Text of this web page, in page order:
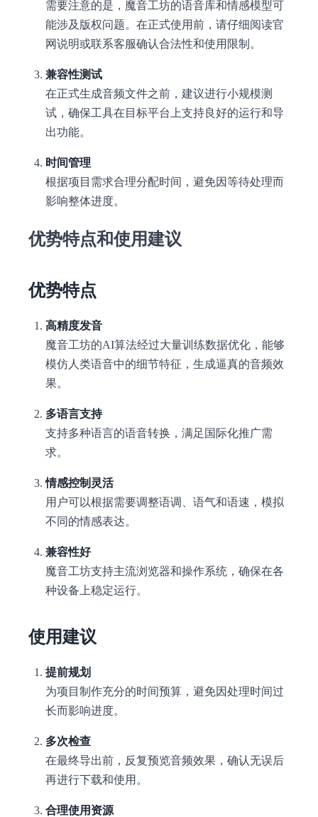
需要注意的是，魔音工坊的语音库和情感模型可
能涉及版权问题。在正式使用前，请仔细阅读官
网说明或联系客服确认合法性和使用限制。
兼容性测试
在正式生成音频文件之前，建议进行小规模测
试，确保工具在目标平台上支持良好的运行和导
出功能。
时间管理
根据项目需求合理分配时间，避免因等待处理而
影响整体进度。
优势特点和使用建议
优势特点
高精度发音
魔音工坊的AI算法经过大量训练数据优化，能够
模仿人类语音中的细节特征，生成逼真的音频效
果。
多语言支持
支持多种语言的语音转换，满足国际化推广需
求。
情感控制灵活
用户可以根据需要调整语调、语气和语速，模拟
不同的情感表达。
兼容性好
魔音工坊支持主流浏览器和操作系统，确保在各
种设备上稳定运行。
使用建议
提前规划
为项目制作充分的时间预算，避免因处理时间过
长而影响进度。
多次检查
在最终导出前，反复预览音频效果，确认无误后
再进行下载和使用。
合理使用资源